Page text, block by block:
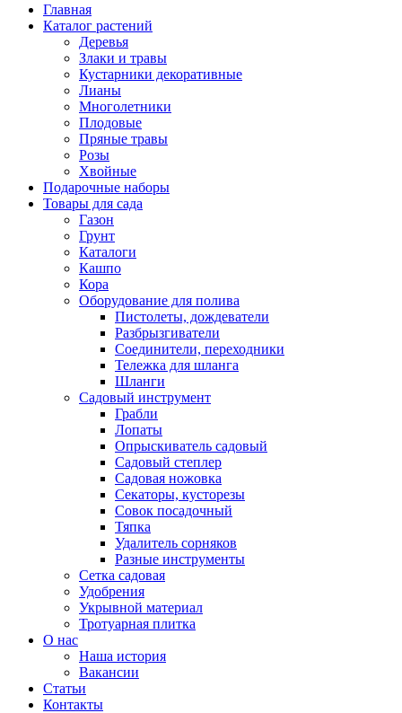
Главная
Каталог растений
Деревья
Злаки и травы
Кустарники декоративные
Лианы
Многолетники
Плодовые
Пряные травы
Розы
Хвойные
Подарочные наборы
Товары для сада
Газон
Грунт
Каталоги
Кашпо
Кора
Оборудование для полива
Пистолеты, дождеватели
Разбрызгиватели
Соединители, переходники
Тележка для шланга
Шланги
Садовый инструмент
Грабли
Лопаты
Опрыскиватель садовый
Садовый степлер
Садовая ножовка
Секаторы, кусторезы
Совок посадочный
Тяпка
Удалитель сорняков
Разные инструменты
Сетка садовая
Удобрения
Укрывной материал
Тротуарная плитка
О нас
Наша история
Вакансии
Статьи
Контакты